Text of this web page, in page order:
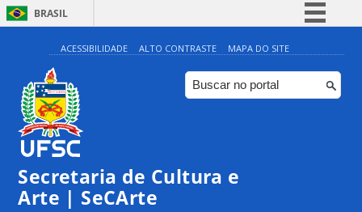
BRASIL
Simplifique!
Comunica BR
Participe
ACESSIBILIDADE ALTO CONTRASTE MAPA DO SITE
Secretaria de Cultura e
Arte | SeCArte
0:00
1:00